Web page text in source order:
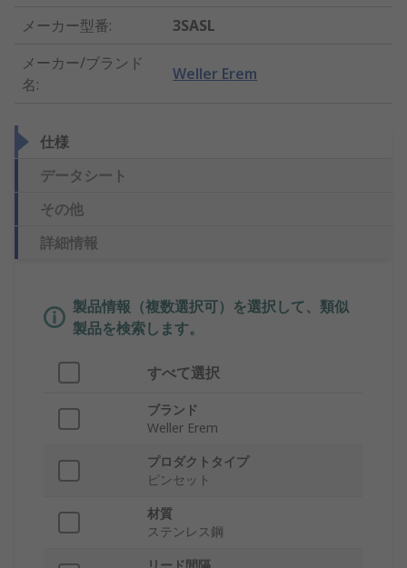
メーカー型番:
3SASL
メーカー/ブランド
名:
Weller Erem
仕様
データシート
その他
詳細情報
製品情報（複数選択可）を選択して、類似
製品を検索します。
すべて選択
ブランド
Weller Erem
プロダクトタイプ
ピンセット
材質
ステンレス鋼